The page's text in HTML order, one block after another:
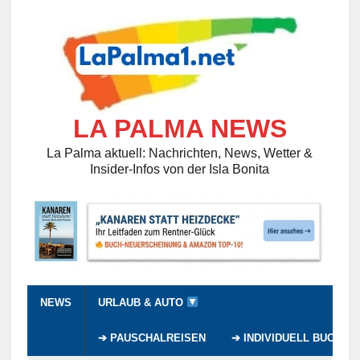
LA PALMA NEWS
La Palma aktuell: Nachrichten, News, Wetter &
Insider-Infos von der Isla Bonita
NEWS URLAUB & AUTO
➔ PAUSCHALREISEN ➔ INDIVIDUELL BUCHEN